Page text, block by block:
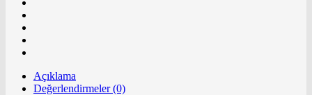
Açıklama
Değerlendirmeler (0)